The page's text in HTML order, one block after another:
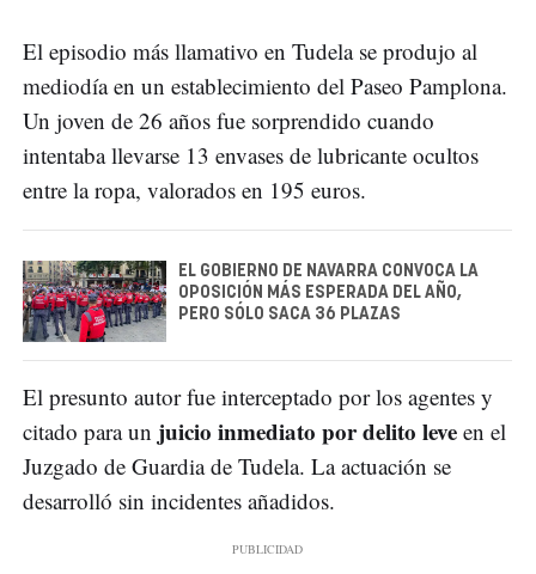
El episodio más llamativo en Tudela se produjo al
mediodía en un establecimiento del Paseo Pamplona.
Un joven de 26 años fue sorprendido cuando
intentaba llevarse 13 envases de lubricante ocultos
entre la ropa, valorados en 195 euros.
EL GOBIERNO DE NAVARRA CONVOCA LA
OPOSICIÓN MÁS ESPERADA DEL AÑO,
PERO SÓLO SACA 36 PLAZAS
El presunto autor fue interceptado por los agentes y
citado para un juicio inmediato por delito leve en el
Juzgado de Guardia de Tudela. La actuación se
desarrolló sin incidentes añadidos.